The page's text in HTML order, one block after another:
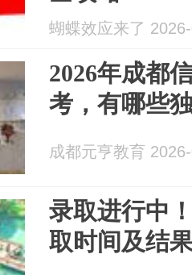
蝴蝶效应来了
2026年成都
考，有哪些
成都元亨教育
录取进行中
取时间及结